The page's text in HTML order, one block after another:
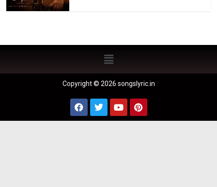
Copyright © 2026 songslyric.in